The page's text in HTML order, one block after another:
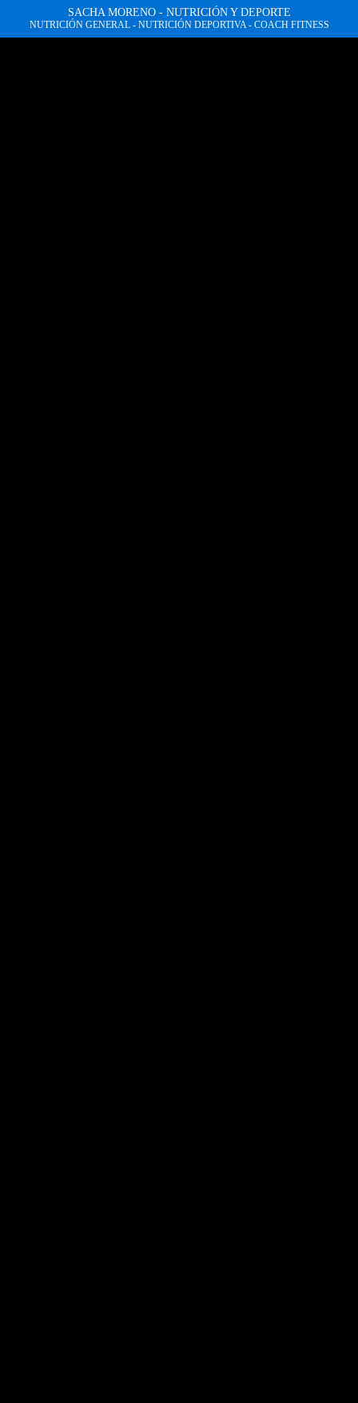
SACHA MORENO - NUTRICIÓN Y DEPORTE
NUTRICIÓN GENERAL - NUTRICIÓN DEPORTIVA - COACH FITNESS